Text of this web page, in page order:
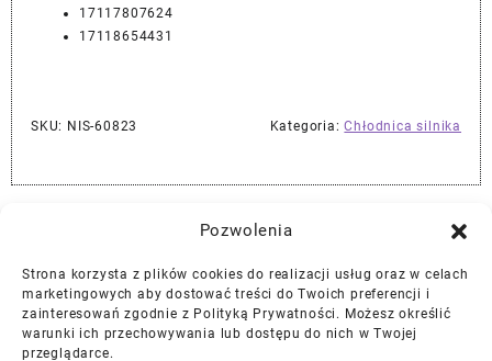
Pozwolenia
Strona korzysta z plików cookies do realizacji usług oraz w celach
marketingowych aby dostować treści do Twoich preferencji i
zainteresowań zgodnie z Polityką Prywatności. Możesz określić
warunki ich przechowywania lub dostępu do nich w Twojej
przeglądarce.
17117807624
17118654431
SKU: NIS-60823 Kategoria:Chłodnica silnika
Najlepszej Jakości Części Samochodowe z Gwarancją Dożywotnią!*
Gwarancja i Zwroty
Polityka Prywatności